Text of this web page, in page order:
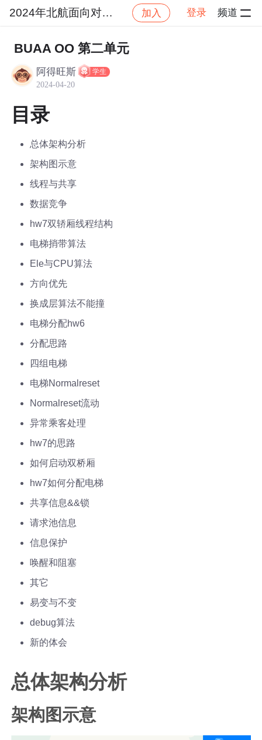
2024年北航面向对象设计与构造 加入 登录 频道
社区 2024年北航面向对象设计与构造
BUAA OO 第二单元
阿得旺斯 学生
2024-04-20
目录
总体架构分析
架构图示意
线程与共享
数据竞争
hw7双轿厢线程结构
电梯捎带算法
Ele与CPU算法
方向优先
换成层算法不能撞
电梯分配hw6
分配思路
四组电梯
电梯Normalreset
Normalreset流动
异常乘客处理
hw7的思路
如何启动双桥厢
hw7如何分配电梯
共享信息&&锁
请求池信息
信息保护
唤醒和阻塞
其它
易变与不变
debug算法
新的体会
总体架构分析
架构图示意